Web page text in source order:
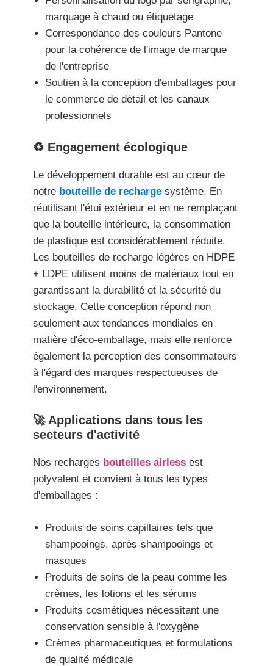
marquage à chaud ou étiquetage
Correspondance des couleurs Pantone
pour la cohérence de l'image de marque
de l'entreprise
Soutien à la conception d'emballages pour
le commerce de détail et les canaux
professionnels
♻️ Engagement écologique
Le développement durable est au cœur de
notre bouteille de recharge système. En
réutilisant l'étui extérieur et en ne remplaçant
que la bouteille intérieure, la consommation
de plastique est considérablement réduite.
Les bouteilles de recharge légères en HDPE
+ LDPE utilisent moins de matériaux tout en
garantissant la durabilité et la sécurité du
stockage. Cette conception répond non
seulement aux tendances mondiales en
matière d'éco-emballage, mais elle renforce
également la perception des consommateurs
à l'égard des marques respectueuses de
l'environnement.
🚀 Applications dans tous les
secteurs d'activité
Nos recharges bouteilles airless est
polyvalent et convient à tous les types
d'emballages :
Produits de soins capillaires tels que
shampooings, après-shampooings et
masques
Produits de soins de la peau comme les
crèmes, les lotions et les sérums
Produits cosmétiques nécessitant une
conservation sensible à l'oxygène
Crèmes pharmaceutiques et formulations
de qualité médicale